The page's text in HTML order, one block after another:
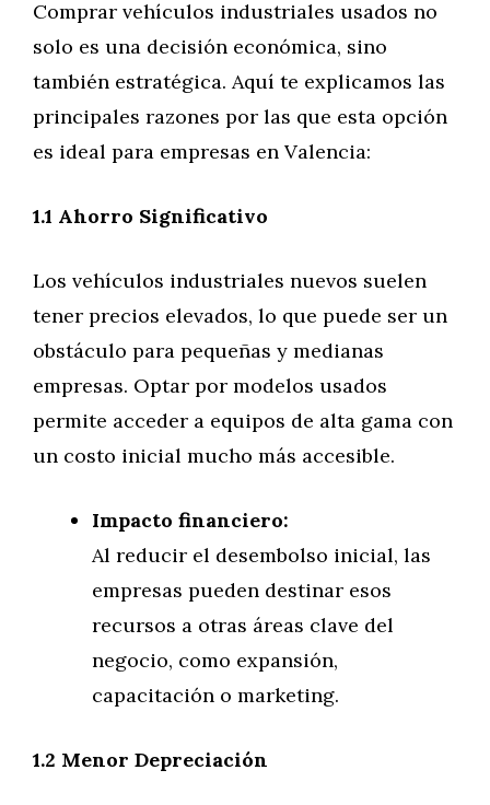
Comprar vehículos industriales usados no
solo es una decisión económica, sino
también estratégica. Aquí te explicamos las
principales razones por las que esta opción
es ideal para empresas en Valencia:
1.1 Ahorro Significativo
Los vehículos industriales nuevos suelen
tener precios elevados, lo que puede ser un
obstáculo para pequeñas y medianas
empresas. Optar por modelos usados
permite acceder a equipos de alta gama con
un costo inicial mucho más accesible.
Impacto financiero:
Al reducir el desembolso inicial, las
empresas pueden destinar esos
recursos a otras áreas clave del
negocio, como expansión,
capacitación o marketing.
1.2 Menor Depreciación